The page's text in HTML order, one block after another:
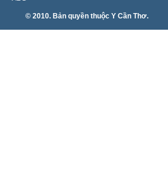
© 2010. Bản quyền thuộc Y Cần Thơ.